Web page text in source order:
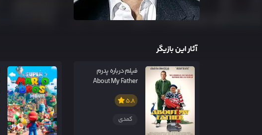
آثار این بازیگر
فیلم درباره پدرم
About My Father
5.8
کمدی